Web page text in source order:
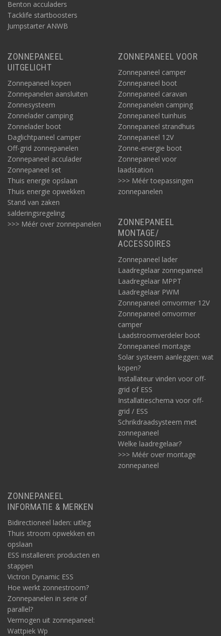
Benton acculaders
Tacklife startboosters
Jumpstarter ANWB
ZONNEPANEEL
UITGELICHT
Zonnepaneel kopen
Zonnepanelen aansluiten
Zonnesysteem
Zonnelader camping
Zonnelader boot
Daglichtpaneel camper
Off-grid zonnepanelen
Zonnepaneel acculader
Zonnepaneel set
Thuis energie opslaan
Thuis energie opwekken
Stand van zaken
salderingsregeling
>>> Méér over zonnepanelen
ZONNEPANEEL VOOR
Zonnepaneel camper
Zonnepaneel boot
Zonnepaneel caravan
Zonnepanelen camping
Zonnepaneel tuinhuis
Zonnepaneel strandhuis
Zonnepaneel 12V
Zonne-energie boot
Zonnepaneel voor
laadstation
>>> Méér toepassingen
zonnepanelen
ZONNEPANEEL
MONTAGE/
ACCESSOIRES
Zonnepaneel lader
Laadregelaar zonnepaneel
Laadregelaar MPPT
Laadregelaar PWM
Zonnepaneel omvormer 12V
Zonnepaneel omvormer
camper
Laadstroomverdeler boot
Zonnepaneel montage
Solar systeem aanleggen: wat
kopen?
Installateur vinden voor off-
grid of ESS
Installatieschema voor off-
grid / ESS
Schrikdraadsysteem met
zonnepaneel
Welke laadregelaar?
>>> Méér over montage
zonnepaneel
ZONNEPANEEL
INFORMATIE & MERKEN
Bidirectioneel laden: uitleg
Thuis stroom opwekken en
opslaan
ESS installeren: producten en
stappen
Victron Dynamic ESS
Hoe werkt zonnestroom?
Zonnepanelen in serie of
parallel?
Vermogen uit zonnepaneel:
Wattpiek Wp